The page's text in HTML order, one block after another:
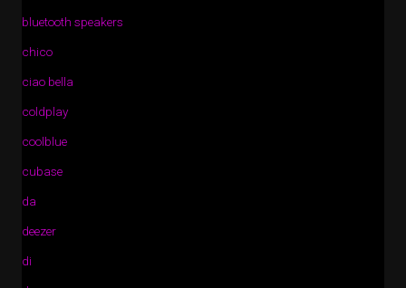
bluetooth speakers
chico
ciao bella
coldplay
coolblue
cubase
da
deezer
di